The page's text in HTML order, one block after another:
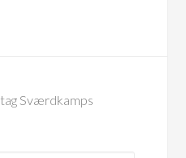
Sværdkamps